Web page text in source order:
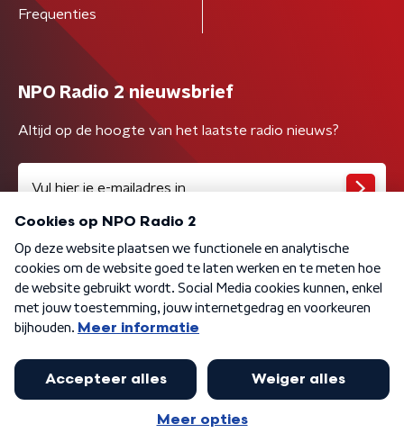
Frequenties
NPO Radio 2 nieuwsbrief
Altijd op de hoogte van het laatste radio nieuws?
Algemene voorwaarden